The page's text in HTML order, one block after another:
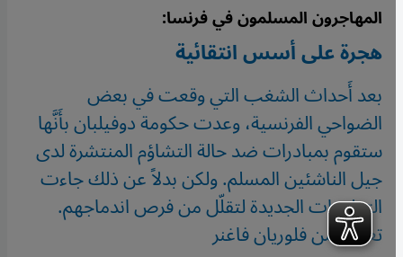
المهاجرون المسلمون في فرنسا:
هجرة على أسس انتقائية
بعد أَحداث الشغب التي وقعت في بعض
الضواحي الفرنسية، وعدت حكومة دوفيلبان بأَنَّها
ستقوم بمبادرات ضد حالة التشاؤم المنتشرة لدى
جيل الناشئين المسلم. ولكن بدلاً عن ذلك جاءت
التعليمات الجديدة لتقلّل من فرص اندماجهم.
تعليق من فلوريان فاغنر